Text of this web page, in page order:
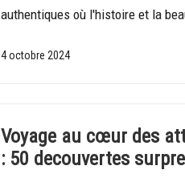
authentiques où l'histoire et la
4 octobre 2024
Voyage au cœur des
: 50 decouvertes